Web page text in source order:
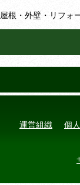
屋根・外壁・リフォ
運営組織 個